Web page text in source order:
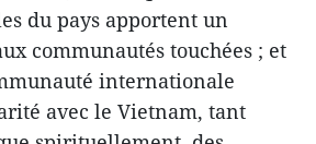
du pays apportent un
communautés touchées ; et
internationale
avec le Vietnam, tant